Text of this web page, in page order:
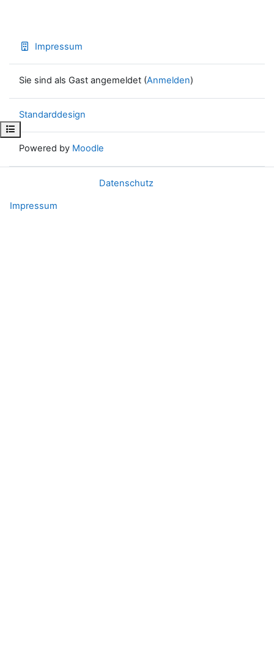
Kursindex öffnen
Impressum
Sie sind als Gast angemeldet (Anmelden)
Standarddesign
Powered by Moodle
Datenschutz
Impressum